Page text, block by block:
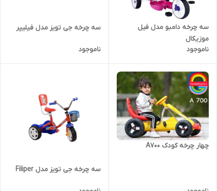
سه چرخه دامبو مدل فیل
موزیکال
ناموجود
سه چرخه جی تویز مدل فیلیپر
ناموجود
چهار چرخه کودک A700
سه چرخه جی تویز مدل Filiper